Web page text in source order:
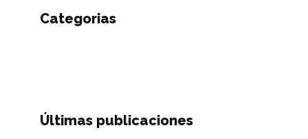
Categorias
Últimas publicaciones